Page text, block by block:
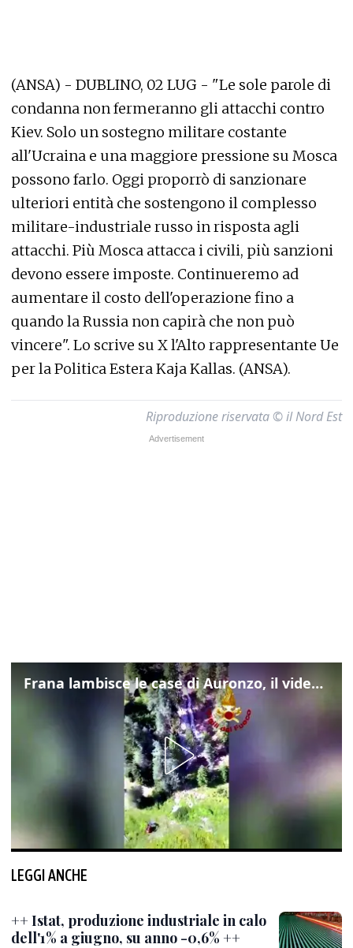
(ANSA) - DUBLINO, 02 LUG - "Le sole parole di
condanna non fermeranno gli attacchi contro
Kiev. Solo un sostegno militare costante
all'Ucraina e una maggiore pressione su Mosca
possono farlo. Oggi proporrò di sanzionare
ulteriori entità che sostengono il complesso
militare-industriale russo in risposta agli
attacchi. Più Mosca attacca i civili, più sanzioni
devono essere imposte. Continueremo ad
aumentare il costo dell'operazione fino a
quando la Russia non capirà che non può
vincere". Lo scrive su X l'Alto rappresentante Ue
per la Politica Estera Kaja Kallas. (ANSA).
Riproduzione riservata © il Nord Est
Frana lambisce le case di Auronzo, il video dall'elicottero dei vigili del fuoco
LEGGI ANCHE
++ Istat, produzione industriale in calo
dell'1% a giugno, su anno -0,6% ++